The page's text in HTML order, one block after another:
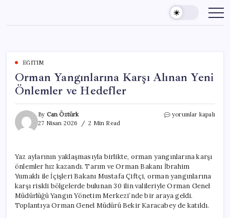
content
EĞITIM
Orman Yangınlarına Karşı Alınan Yeni
Önlemler ve Hedefler
By Can Öztürk
27 Nisan 2026
2 Min Read
Orman
Önlemler
ve
Hedefler
için
yorumlar kapalı
Yaz aylarının yaklaşmasıyla birlikte, orman yangınlarına karşı
önlemler hız kazandı. Tarım ve Orman Bakanı İbrahim
Yumaklı ile İçişleri Bakanı Mustafa Çiftçi, orman yangınlarına
karşı riskli bölgelerde bulunan 30 ilin valileriyle Orman Genel
Müdürlüğü Yangın Yönetim Merkezi’nde bir araya geldi.
Toplantıya Orman Genel Müdürü Bekir Karacabey de katıldı.